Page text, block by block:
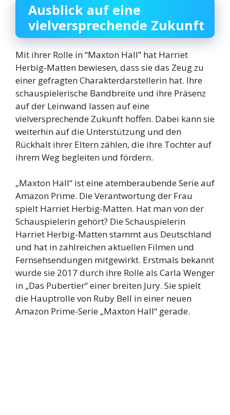
Ausblick auf eine
vielversprechende Zukunft
Mit ihrer Rolle in “Maxton Hall” hat Harriet
Herbig-Matten bewiesen, dass sie das Zeug zu
einer gefragten Charakterdarstellerin hat. Ihre
schauspielerische Bandbreite und ihre Präsenz
auf der Leinwand lassen auf eine
vielversprechende Zukunft hoffen. Dabei kann sie
weiterhin auf die Unterstützung und den
Rückhalt ihrer Eltern zählen, die ihre Tochter auf
ihrem Weg begleiten und fördern.
„Maxton Hall“ ist eine atemberaubende Serie auf
Amazon Prime. Die Verantwortung der Frau
spielt Harriet Herbig-Matten. Hat man von der
Schauspielerin gehört? Die Schauspielerin
Harriet Herbig-Matten stammt aus Deutschland
und hat in zahlreichen aktuellen Filmen und
Fernsehsendungen mitgewirkt. Erstmals bekannt
wurde sie 2017 durch ihre Rolle als Carla Wenger
in „Das Pubertier“ einer breiten Jury. Sie spielt
die Hauptrolle von Ruby Bell in einer neuen
Amazon Prime-Serie „Maxton Hall“ gerade.